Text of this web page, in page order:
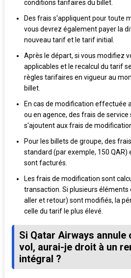
conditions tarifaires du billet.
Des frais s'appliquent pour toute
vous devrez également payer la
nouveau tarif et le tarif initial.
Après le départ, si vous modifiez
applicables et le recalcul du tarif
règles tarifaires en vigueur au
billet.
En cas de modification effectuée
ou en agence, des frais de
s'ajoutent aux frais de
Pour les billets de groupe, des
standard (par exemple, 150
sont facturés.
Les frais de modification sont
transaction. Si plusieurs
aller et retour) sont modifiés, la
celle du tarif le plus élevé.
Si Qatar Airways annule
vol, aurai-je droit à un
intégral ?